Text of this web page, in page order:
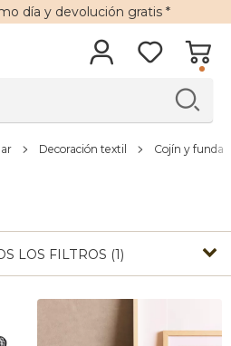
día y devolución gratis*
Decoración textil Cojín y funda
LOS FILTROS (1)